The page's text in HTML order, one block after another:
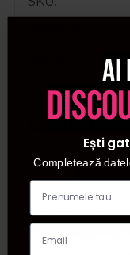
Pret
Ești
Completează